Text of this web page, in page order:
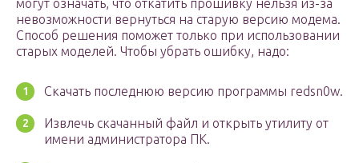
могут означать, что откатить прошивку нельзя из-за
невозможности вернуться на старую версию модема.
Способ решения поможет только при использовании
старых моделей. Чтобы убрать ошибку, надо:
Скачать последнюю версию программы redsn0w.
Извлечь скачанный файл и открыть утилиту от
имени администратора ПК.